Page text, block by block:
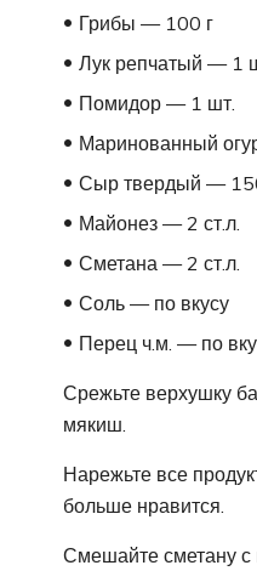
Грибы — 100 г
Лук репчатый — 1
Помидор — 1 шт.
Маринованный
Сыр твердый —
Майонез — 2 ст.л.
Сметана — 2 ст.л.
Соль — по вкусу
Перец ч.м. — по
Срежьте верхушку
мякиш.
Нарежьте все
больше нравится.
Смешайте сметану с